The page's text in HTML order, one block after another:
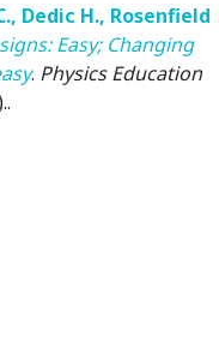
, Dedic H., Rosenfield
Easy; Changing
. Physics Education